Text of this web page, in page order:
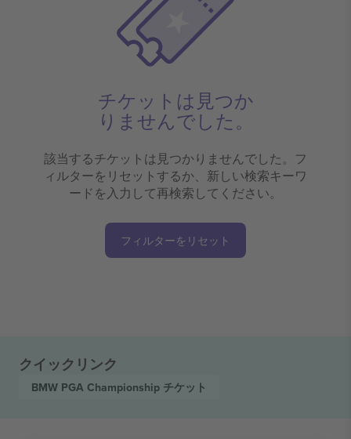
チケットは見つか
りませんでした。
該当するチケットは見つかりませんでした。フ
ィルターをリセットするか、新しい検索キーワ
ードを入力して再検索してください。
フィルターをリセット
クイックリンク
BMW PGA Championship チケット